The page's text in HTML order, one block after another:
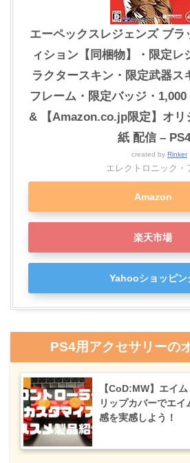
エーペックスレジェンズ ブラ
ィション【同梱物】・限定レ
ラクタースキン・限定武器ス
フレーム・限定バッジ・
& 【Amazon.co.jp限定】オリ
紙 配信 – PS4
created by Rinker
エレクトロニック・
Amazon
楽天市場
Yahooショッピン
PS4用アクセサリーの
【CoD:MW】エイ
リップカバーでエ
感を実感しよう！